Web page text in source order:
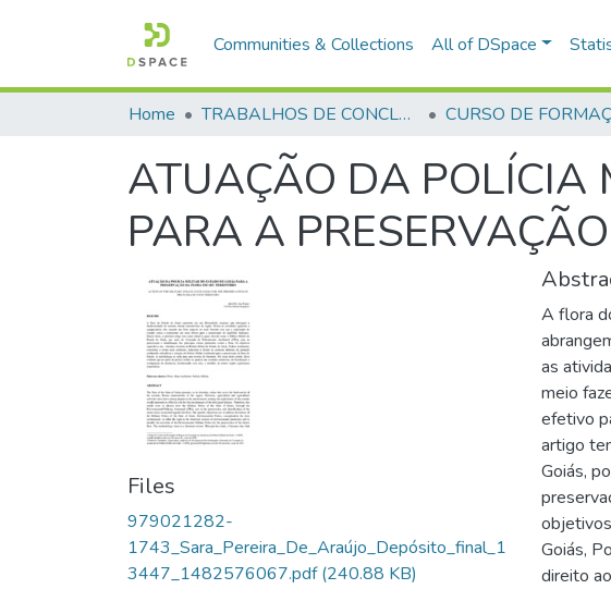
Communities & Collections All of DSpace
Home TRABALHOS DE CONCLUSÃO DE CURSO - CFP (CURSO DE FORMAÇÃO DE PRAÇAS)
ATUAÇÃO DA POLÍCIA
PARA A
Files
979021282-
1743_Sara_Pereira_De_Araújo_Depósito_final_1
3447_1482576067.pdf(240.88 KB)
A flora
as
meio
efetivo
artigo
Goiás,
Goiás,
direito